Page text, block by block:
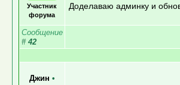
Участник
форума
Доделаваю админку и
Сообщение
# 42
Джин •